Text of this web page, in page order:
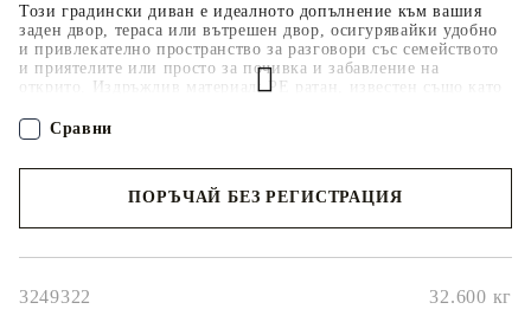
Този градински диван е идеалното допълнение към вашия
заден двор, тераса или вътрешен двор, осигурявайки удобно
и привлекателно пространство за разговори със семейството
и приятелите или просто за почивка и забавление на
открито. Издръжлив материал: PE ратан, известен също като
поддръжка, който прилича на естествен ратан. Той е лек,
лесен за почистване и често се използва за външни мебели
Всяка градинска седалка разполага с място за съхранение под
Вътрешните чанти имат горен капак и могат да бъдат здраво
стабилност.Калъф, който може да се сваля и може да се пере:
ПОРЪЧАЙ БЕЗ РЕГИСТРАЦИЯ
3249322 32.600 кг
Сравни